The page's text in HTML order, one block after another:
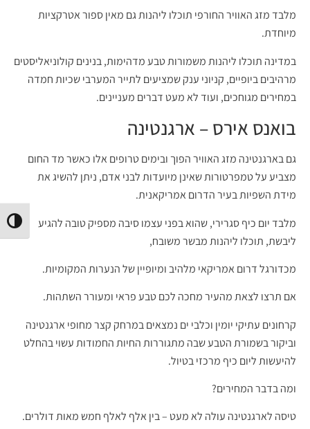
מלבד מזג האוויר החורפי תוכלו ליהנות גם מאין ספור אטרקציות
מיוחדת.
במדינה תוכלו ליהנות משמורות טבע מדהימות, בנינים קולוניאליסטים
מרהיבים ביופיים, קניוני ענק שמציעים לתייר המערבי שכיות חמדה
במחירים מגוחכים, ועוד לא מעט דברים מעניינים.
בואנס אירס – ארגנטינה
גם בארגנטינה מזג האוויר הפוך ובימים טרופים אלו כאשר מד החום
מצביע על טמפרטורות שאינן מיועדות לבני אדם, ניתן להשיג את
מידת השפיות בעיר הדרום אמריקאנית.
מלבד יום כיף סגרירי, שהוא בפני עצמו סיבה מספיק טובה להגיע
ליבשת, תוכלו ליהנות מבשר משובח,
מכדורגל דרום אמריקאי מלהיב ומיופיין של הנערות המקומיות.
אם תרצו לצאת מהעיר מחכה לכם טבע פראי ומעורר השתהות.
קרחונים עתיקי יומין וכלבי ים נמצאים במרחק קצר מחופי ארגנטינה
וביקור בשמורת הטבע שבה מתגוררות החיות החמודות עשוי בהחלט
להיעשות ליום כיף מרכזי בטיול.
ומה בדבר המחירים?
טיסה לארגנטינה עולה לא מעט – בין אלף לאלף חמש מאות דולרים.